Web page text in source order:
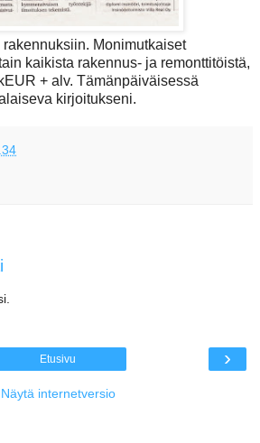
Monimutkaiset
kaikista rakennus- ja remonttitöistä,
+ alv. Tämänpäiväisessä
kirjoitukseni.
›
Etusivu
Näytä internetversio